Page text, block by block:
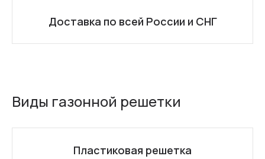
Доставка по всей России и СНГ
Виды газонной решетки
Пластиковая решетка